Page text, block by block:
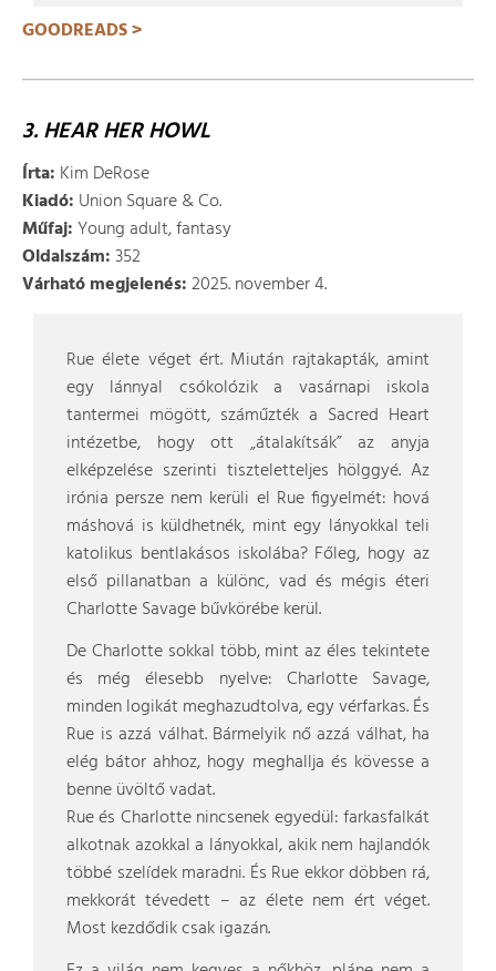
GOODREADS >
3. HEAR HER HOWL
Írta: Kim DeRose
Kiadó: Union Square & Co.
Műfaj:Young adult, fantasy
Oldalszám:352
Várható megjelenés:2025. november 4.
Rue élete véget ért. Miután rajtakapták, amint
egy lánnyal csókolózik a vasárnapi iskola
tantermei mögött, száműzték a Sacred Heart
intézetbe, hogy ott „átalakítsák” az anyja
elképzelése szerinti tiszteletteljes hölggyé. Az
irónia persze nem kerüli el Rue figyelmét: hová
máshová is küldhetnék, mint egy lányokkal teli
katolikus bentlakásos iskolába? Főleg, hogy az
első pillanatban a különc, vad és mégis éteri
Charlotte Savage bűvkörébe kerül.
De Charlotte sokkal több, mint az éles tekintete
és még élesebb nyelve: Charlotte Savage,
minden logikát meghazudtolva, egy vérfarkas. És
Rue is azzá válhat. Bármelyik nő azzá válhat, ha
elég bátor ahhoz, hogy meghallja és kövesse a
benne üvöltő vadat.
Rue és Charlotte nincsenek egyedül: farkasfalkát
alkotnak azokkal a lányokkal, akik nem hajlandók
többé szelídek maradni. És Rue ekkor döbben rá,
mekkorát tévedett – az élete nem ért véget.
Most kezdődik csak igazán.